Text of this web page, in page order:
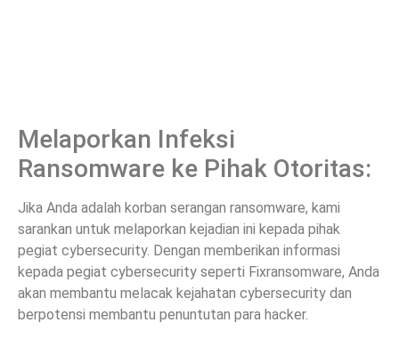
Melaporkan Infeksi
Ransomware ke Pihak Otoritas:
Jika Anda adalah korban serangan ransomware, kami
sarankan untuk melaporkan kejadian ini kepada pihak
pegiat cybersecurity. Dengan memberikan informasi
kepada pegiat cybersecurity seperti Fixransomware, Anda
akan membantu melacak kejahatan cybersecurity dan
berpotensi membantu penuntutan para hacker.